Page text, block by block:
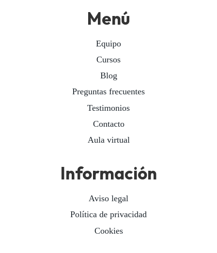
Menú
Equipo
Cursos
Blog
Preguntas frecuentes
Testimonios
Contacto
Aula virtual
Información
Aviso legal
Política de privacidad
Cookies